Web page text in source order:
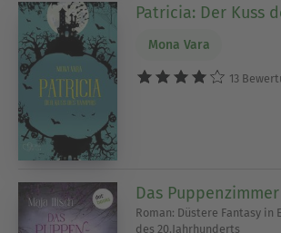
Patricia: Der Kuss
Mona Vara
13
Das Puppenzimmer
Roman: Düstere Fantasy in
des 20.Jahrhunderts